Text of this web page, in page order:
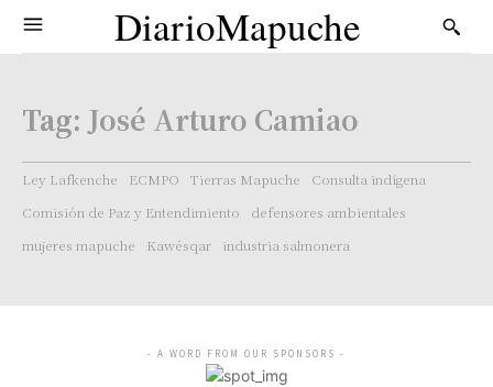
DiarioMapuche
Tag: José Arturo Camiao
Ley Lafkenche ECMPO Tierras Mapuche
Consulta indígena
Comisión de Paz y Entendimiento
defensores ambientales
mujeres mapuche
Kawésqar industria salmonera
- A WORD FROM OUR SPONSORS -